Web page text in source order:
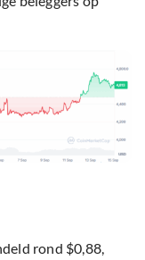
rond $0,88,